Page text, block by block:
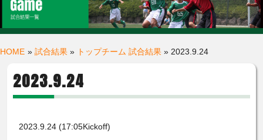
HOME » 試合結果 » トップチーム 試合結果 » 2023.9.24
2023.9.24
2023.9.24 (17:05Kickoff)